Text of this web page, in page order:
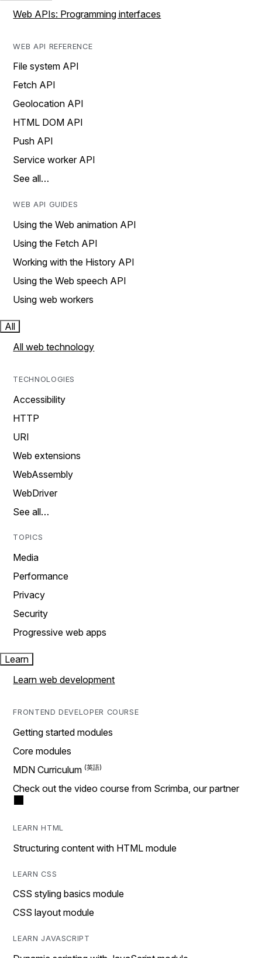
Web APIs: Programming interfaces
WEB API REFERENCE
File system API
Fetch API
Geolocation API
HTML DOM API
Push API
Service worker API
See all…
WEB API GUIDES
Using the Web animation API
Using the Fetch API
Working with the History API
Using the Web speech API
Using web workers
All
All web technology
TECHNOLOGIES
Accessibility
HTTP
URI
Web extensions
WebAssembly
WebDriver
See all…
TOPICS
Media
Performance
Privacy
Security
Progressive web apps
Learn
Learn web development
FRONTEND DEVELOPER COURSE
Getting started modules
Core modules
MDN Curriculum
Check out the video course from Scrimba, our partner
LEARN HTML
Structuring content with HTML module
LEARN CSS
CSS styling basics module
CSS layout module
LEARN JAVASCRIPT